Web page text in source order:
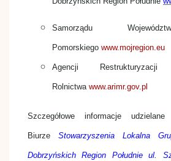
Samorządu
Pomorskiego www.mojregion.eu
Agencji
Rolnictwa www.arimr.gov.pl
Szczegółowe informacje
Biurze Stowarzyszenia Lokalna
Dobrzyńskich Region Południe ul.